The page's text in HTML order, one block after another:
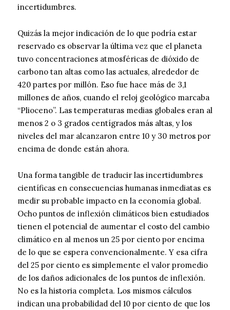
incertidumbres.
Quizás la mejor indicación de lo que podría estar
reservado es observar la última vez que el planeta
tuvo concentraciones atmosféricas de dióxido de
carbono tan altas como las actuales, alrededor de
420 partes por millón. Eso fue hace más de 3,1
millones de años, cuando el reloj geológico marcaba
“Plioceno”. Las temperaturas medias globales eran al
menos 2 o 3 grados centígrados más altas, y los
niveles del mar alcanzaron entre 10 y 30 metros por
encima de donde están ahora.
Una forma tangible de traducir las incertidumbres
científicas en consecuencias humanas inmediatas es
medir su probable impacto en la economía global.
Ocho puntos de inflexión climáticos bien estudiados
tienen el potencial de aumentar el costo del cambio
climático en al menos un 25 por ciento por encima
de lo que se espera convencionalmente. Y esa cifra
del 25 por ciento es simplemente el valor promedio
de los daños adicionales de los puntos de inflexión.
No es la historia completa. Los mismos cálculos
indican una probabilidad del 10 por ciento de que los